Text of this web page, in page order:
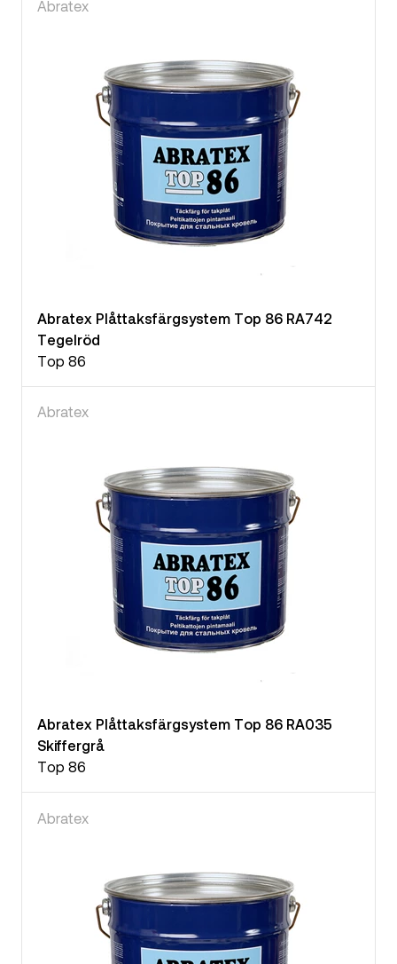
Abratex
Abratex Plåttaksfärgsystem Top 86 RA742
Tegelröd
Top 86
Abratex
Abratex Plåttaksfärgsystem Top 86 RA035
Skiffergrå
Top 86
Abratex